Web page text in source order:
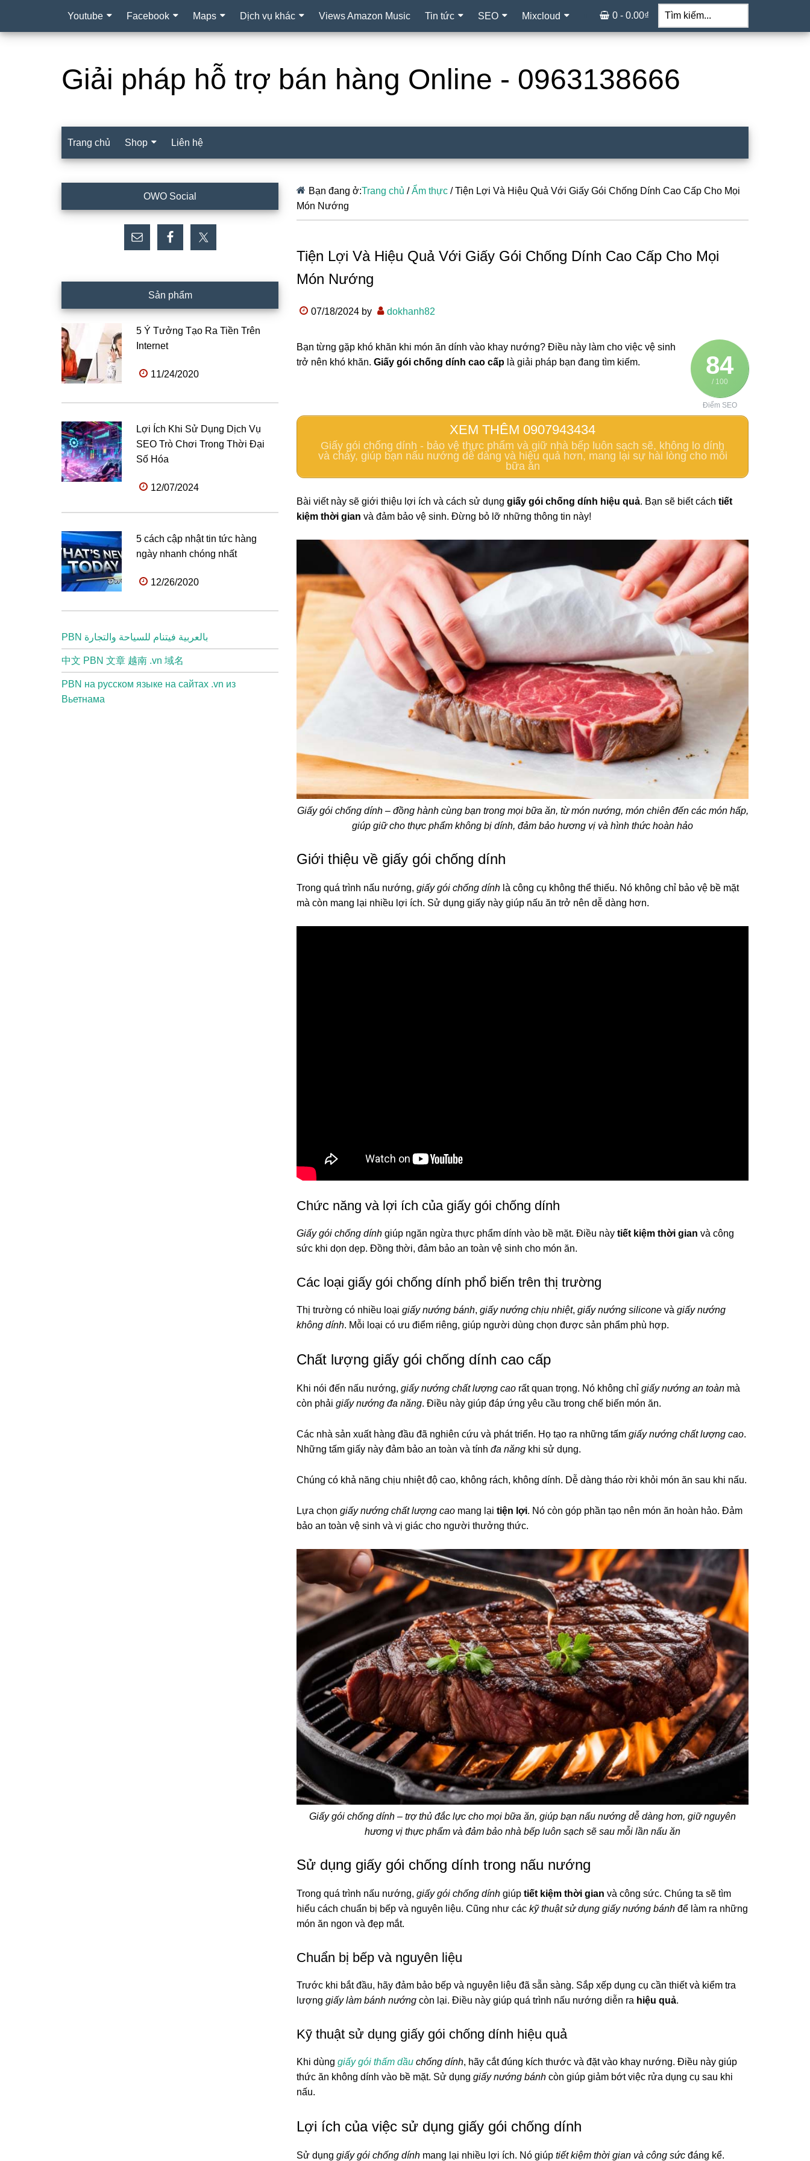
Youtube Facebook Maps Dịch vụ khác Views Amazon Music Tin tức SEO Mixcloud
Tìm
kiếm...
0 - 0.00₫
Giải pháp hỗ trợ bán hàng Online - 0963138666
Trang chủ Shop Liên hệ
Bạn đang ở:Trang chủ / Ẩm thực /Tiện Lợi Và Hiệu Quả Với Giấy Gói Chống Dính Cao Cấp Cho Mọi
Món Nướng
Tiện Lợi Và Hiệu Quả Với Giấy Gói Chống Dính Cao Cấp Cho Mọi
Món Nướng
07/18/2024 by dokhanh82
84
/ 100
Điểm SEO
Bạn từng gặp khó khăn khi món ăn dính vào khay nướng? Điều này làm cho việc vệ sinh
trở nên khó khăn. Giấy gói chống dính cao cấp là giải pháp bạn đang tìm kiếm.
XEM THÊM 0907943434
Giấy gói chống dính - bảo vệ thực phẩm và giữ nhà bếp luôn sạch sẽ, không lo dính
và cháy, giúp bạn nấu nướng dễ dàng và hiệu quả hơn, mang lại sự hài lòng cho mỗi
bữa ăn
Bài viết này sẽ giới thiệu lợi ích và cách sử dụng giấy gói chống dính hiệu quả. Bạn sẽ biết cách tiết
kiệm thời gian và đảm bảo vệ sinh. Đừng bỏ lỡ những thông tin này!
Giấy gói chống dính – đồng hành cùng bạn trong mọi bữa ăn, từ món nướng, món chiên đến các món hấp,
giúp giữ cho thực phẩm không bị dính, đảm bảo hương vị và hình thức hoàn hảo
Giới thiệu về giấy gói chống dính
Trong quá trình nấu nướng, giấy gói chống dính là công cụ không thể thiếu. Nó không chỉ bảo vệ bề mặt
mà còn mang lại nhiều lợi ích. Sử dụng giấy này giúp nấu ăn trở nên dễ dàng hơn.
Chức năng và lợi ích của giấy gói chống dính
Giấy gói chống dính giúp ngăn ngừa thực phẩm dính vào bề mặt. Điều này tiết kiệm thời gian và công
sức khi dọn dẹp. Đồng thời, đảm bảo an toàn vệ sinh cho món ăn.
Các loại giấy gói chống dính phổ biến trên thị trường
Thị trường có nhiều loại giấy nướng bánh, giấy nướng chịu nhiệt, giấy nướng silicone và giấy nướng
không dính. Mỗi loại có ưu điểm riêng, giúp người dùng chọn được sản phẩm phù hợp.
Chất lượng giấy gói chống dính cao cấp
Khi nói đến nấu nướng, giấy nướng chất lượng cao rất quan trọng. Nó không chỉ giấy nướng an toàn mà
còn phải giấy nướng đa năng. Điều này giúp đáp ứng yêu cầu trong chế biến món ăn.
Các nhà sản xuất hàng đầu đã nghiên cứu và phát triển. Họ tạo ra những tấm giấy nướng chất lượng cao.
Những tấm giấy này đảm bảo an toàn và tính đa năng khi sử dụng.
Chúng có khả năng chịu nhiệt độ cao, không rách, không dính. Dễ dàng tháo rời khỏi món ăn sau khi nấu.
Lựa chọn giấy nướng chất lượng cao mang lại tiện lợi. Nó còn góp phần tạo nên món ăn hoàn hảo. Đảm
bảo an toàn vệ sinh và vị giác cho người thưởng thức.
Giấy gói chống dính – trợ thủ đắc lực cho mọi bữa ăn, giúp bạn nấu nướng dễ dàng hơn, giữ nguyên
hương vị thực phẩm và đảm bảo nhà bếp luôn sạch sẽ sau mỗi lần nấu ăn
Sử dụng giấy gói chống dính trong nấu nướng
Trong quá trình nấu nướng, giấy gói chống dính giúp tiết kiệm thời gian và công sức. Chúng ta sẽ tìm
hiểu cách chuẩn bị bếp và nguyên liệu. Cũng như các kỹ thuật sử dụng giấy nướng bánh để làm ra những
món ăn ngon và đẹp mắt.
Chuẩn bị bếp và nguyên liệu
Trước khi bắt đầu, hãy đảm bảo bếp và nguyên liệu đã sẵn sàng. Sắp xếp dụng cụ cần thiết và kiểm tra
lượng giấy làm bánh nướng còn lại. Điều này giúp quá trình nấu nướng diễn ra hiệu quả.
Kỹ thuật sử dụng giấy gói chống dính hiệu quả
Khi dùng giấy gói thấm dầu chống dính, hãy cắt đúng kích thước và đặt vào khay nướng. Điều này giúp
thức ăn không dính vào bề mặt. Sử dụng giấy nướng bánh còn giúp giảm bớt việc rửa dụng cụ sau khi
nấu.
Lợi ích của việc sử dụng giấy gói chống dính
Sử dụng giấy gói chống dính mang lại nhiều lợi ích. Nó giúp tiết kiệm thời gian và công sức đáng kể.
chính
OWO Social
Sản phẩm
5 Ý Tưởng Tạo Ra Tiền Trên
Internet
11/24/2020
Lợi Ích Khi Sử Dụng Dịch Vụ
SEO Trò Chơi Trong Thời Đại
Số Hóa
12/07/2024
5 cách cập nhật tin tức hàng
ngày nhanh chóng nhất
12/26/2020
PBN بالعربية فيتنام للسياحة والتجارة
中文 PBN 文章 越南 .vn 域名
PBN на русском языке на сайтах .vn из
Вьетнама